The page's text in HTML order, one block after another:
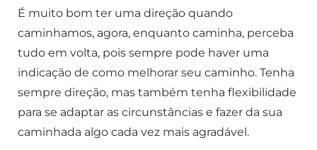
É muito bom ter uma direção quando
caminhamos, agora, enquanto caminha, perceba
tudo em volta, pois sempre pode haver uma
indicação de como melhorar seu caminho. Tenha
sempre direção, mas também tenha flexibilidade
para se adaptar as circunstâncias e fazer da sua
caminhada algo cada vez mais agradável.